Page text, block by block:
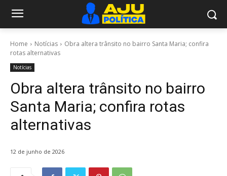
Home Notícias
Obra altera trânsito no bairro Santa Maria; confira
rotas alternativas
Notícias
Obra altera trânsito no bairro
Santa Maria; confira rotas
alternativas
12 de junho de 2026